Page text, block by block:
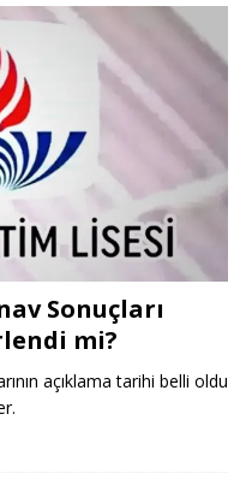
Sonuçları
mi?
açıklama tarihi belli oldu